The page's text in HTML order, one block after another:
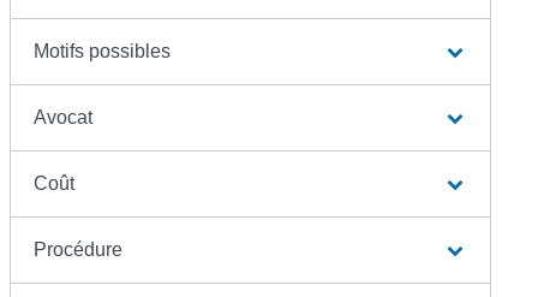
Motifs possibles
Avocat
Coût
Procédure